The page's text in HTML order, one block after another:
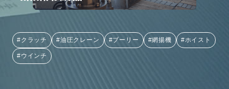
#クラッチ #油圧クレーン #ブーリー #網揚機 #ホイスト
#ウインチ